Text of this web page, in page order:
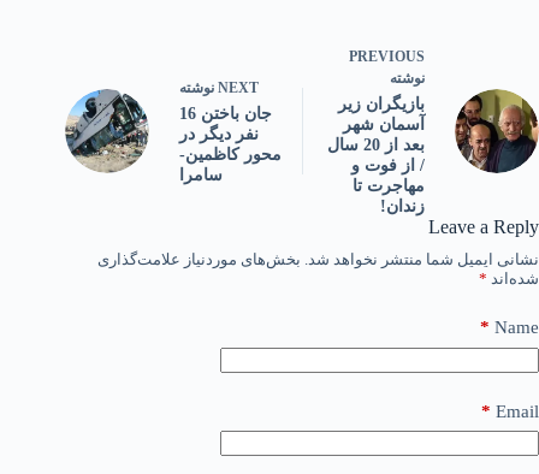
PREVIOUS
نوشته
بازیگران زیر
آسمان شهر
بعد از 20 سال
/ از فوت و
مهاجرت تا
زندان!
NEXT نوشته
جان باختن 16
نفر دیگر در
محور کاظمین-
سامرا
Leave a Reply
نشانی ایمیل شما منتشر نخواهد شد. بخش‌های موردنیاز علامت‌گذاری
شده‌اند *
Name
*
Email
*